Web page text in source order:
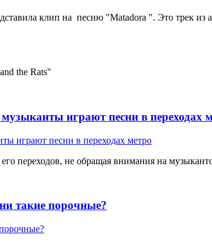
клип на песню "Matadora ". Это трек из
the Rats"
играют песни в переходах
переходов, не обращая внимания на
такие порочные?